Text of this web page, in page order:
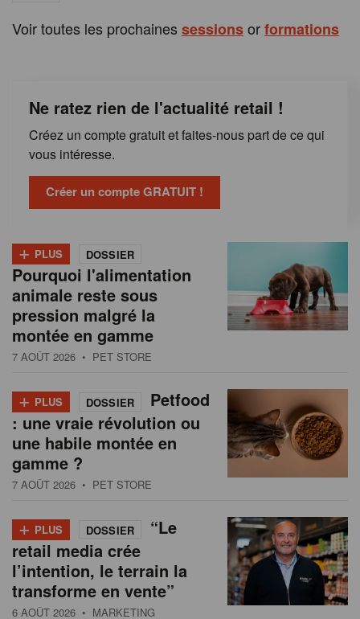
Voir toutes les prochaines sessionsorformations
Ne ratez rien de l'actualité retail !
Créez un compte gratuit et faites-nous part de ce qui
vous intéresse.
Créer un compte GRATUIT !
+ PLUS DOSSIER
Pourquoi l'alimentation
animale reste sous
pression malgré la
montée en gamme
7 AOÛT 2026 • PET STORE
+ PLUS DOSSIER
Petfood
: une vraie révolution ou
une habile montée en
gamme ?
7 AOÛT 2026 • PET STORE
+ PLUS DOSSIER
“Le
retail media crée
l’intention, le terrain la
transforme en vente”
6 AOÛT 2026 • MARKETING